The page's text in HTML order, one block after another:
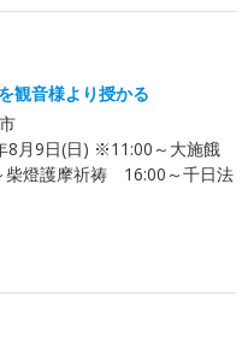
観音様より授かる
8月9日(日) ※11:00～大施餓
燈護摩祈祷 16:00～千日法